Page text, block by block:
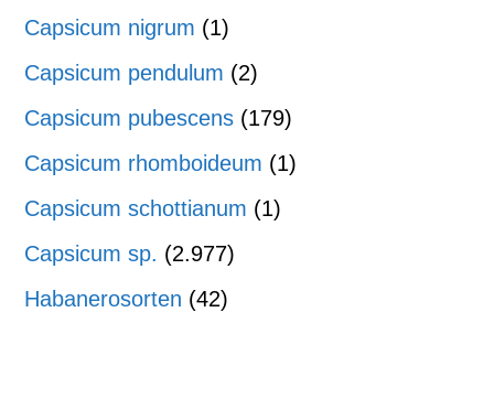
Capsicum nigrum (1)
Capsicum pendulum (2)
Capsicum pubescens (179)
Capsicum rhomboideum (1)
Capsicum schottianum (1)
Capsicum sp. (2.977)
Habanerosorten (42)